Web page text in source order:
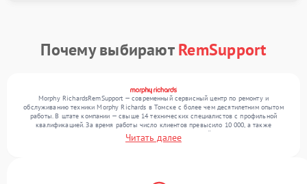
Почему выбираютRemSupport
Morphy RichardsRemSupport — современный сервисный центр по ремонту и
обслуживанию техники Morphy Richards в Томске с более чем десятилетним опытом
работы. В штате компании — свыше 14 технических специалистов с профильной
квалификацией. За время работы число клиентов превысило 10 000, а также
выполнено более 12 000 ремонтов. Ежемесячно в сервисный центр поступает более
300 обращений, включая , , . Мы выполняем ремонт различного уровня сложности и
Читать далее